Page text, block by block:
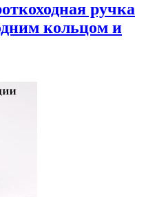
ручка
кольцом и